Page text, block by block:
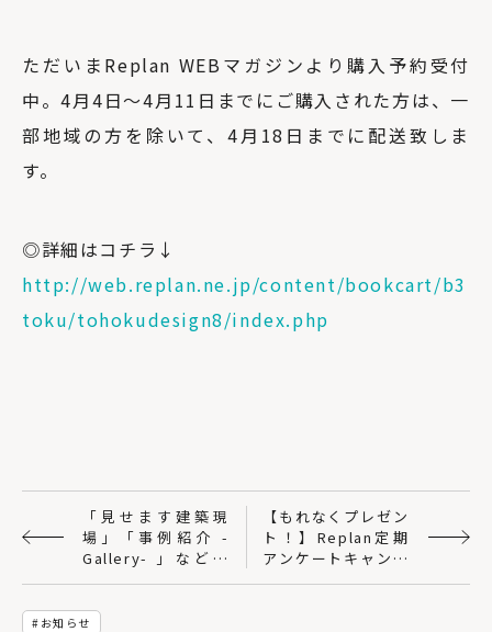
ただいまReplan WEBマガジンより購入予約受付
中。4月4日～4月11日までにご購入された方は、一
部地域の方を除いて、4月18日までに配送致しま
す。
◎詳細はコチラ↓
http://web.replan.ne.jp/content/bookcart/b3
toku/tohokudesign8/index.php
「見せます建築現
場」「事例紹介 -
Gallery- 」など更
新！｜SUDOホーム
【もれなくプレゼン
ト！】Replan定期
アンケートキャンペ
ーン 実施中！
お知らせ